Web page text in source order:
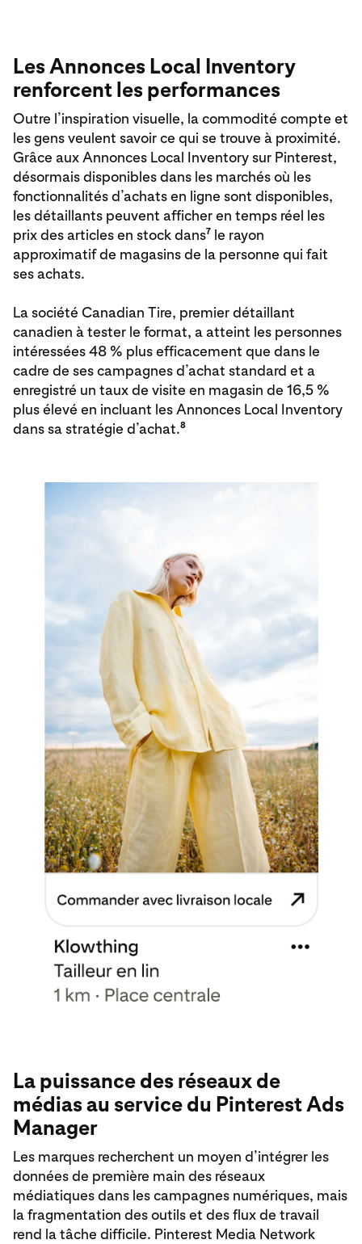
Les Annonces Local Inventory
renforcent les performances
Outre l’inspiration visuelle, la commodité compte et
les gens veulent savoir ce qui se trouve à proximité.
Grâce aux Annonces Local Inventory sur Pinterest,
désormais disponibles dans les marchés où les
fonctionnalités d’achats en ligne sont disponibles,
les détaillants peuvent afficher en temps réel les
prix des articles en stock dans7 le rayon
approximatif de magasins de la personne qui fait
ses achats.
La société Canadian Tire, premier détaillant
canadien à tester le format, a atteint les personnes
intéressées 48 % plus efficacement que dans le
cadre de ses campagnes d’achat standard et a
enregistré un taux de visite en magasin de 16,5 %
plus élevé en incluant les Annonces Local Inventory
dans sa stratégie d’achat.8
La puissance des réseaux de
médias au service du Pinterest Ads
Manager
Les marques recherchent un moyen d’intégrer les
données de première main des réseaux
médiatiques dans les campagnes numériques, mais
la fragmentation des outils et des flux de travail
rend la tâche difficile. Pinterest Media Network